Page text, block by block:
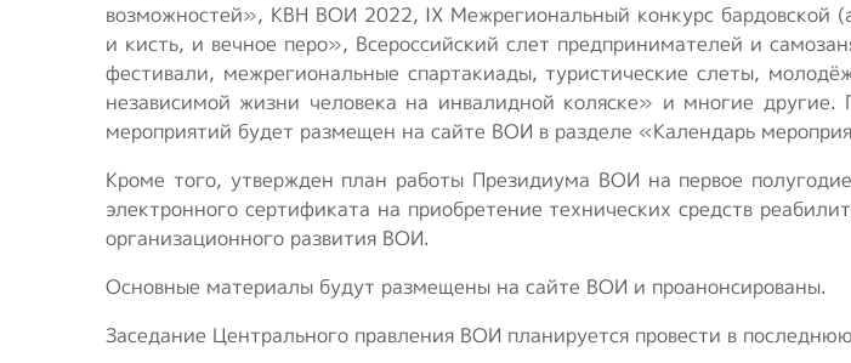
возможностей», КВН ВОИ 2022, IX Межрегиональный конкурс бардовской
и кисть, и вечное перо», Всероссийский слет предпринимателей и
фестивали, межрегиональные спартакиады, туристические слеты,
независимой жизни человека на инвалидной коляске» и многие другие.
мероприятий будет размещен на сайте ВОИ в разделе «Календарь
Кроме того, утвержден план работы Президиума ВОИ на первое
электронного сертификата на приобретение технических средств
организационного развития ВОИ.
Основные материалы будут размещены на сайте ВОИ и проанонсированы.
Заседание Центрального правления ВОИ планируется провести в